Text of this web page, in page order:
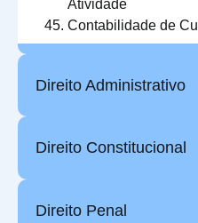
Atividade
Contabilidade de
Direito Administrativo
Direito Constitucional
Direito Penal